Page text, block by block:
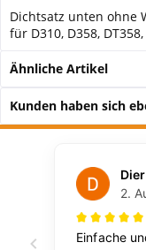
Dichtsatz unten ohne
für D310, D358,
Ähnliche Artikel
Kunden haben sich